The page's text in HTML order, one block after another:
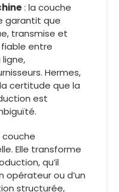
: la couche
garantit que
transmise et
entre
Hermes,
certitude que la
est
couche
Elle transforme
qu’il
opérateur ou d’un
structurée,